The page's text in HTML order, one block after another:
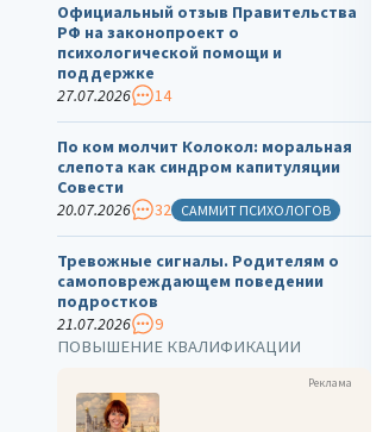
Официальный отзыв Правительства
РФ на законопроект о
психологической помощи и
поддержке
27.07.2026
14
По ком молчит Колокол: моральная
слепота как синдром капитуляции
Совести
20.07.2026
32 САММИТ ПСИХОЛОГОВ
Тревожные сигналы. Родителям о
самоповреждающем поведении
подростков
21.07.2026
9
ПОВЫШЕНИЕ КВАЛИФИКАЦИИ
Реклама